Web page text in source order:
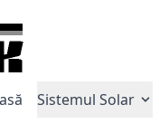
Sistemul Solar